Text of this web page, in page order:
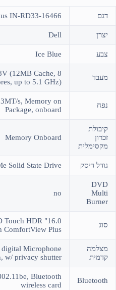
דגם IN-RD33-16466
יצרן Dell
צבע Ice Blue
מעבד
(12MB Cache, 8
up to 5.1 GHz)
נפח
s, Memory on
Package, onboard
קיבולת
זכרון
מקסימלית
Memory Onboard
גודל דיסק Solid State Drive
DVD
Multi
Burner
no
סוג
Touch HDR
ComfortView Plus
מצלמה
קדמית
Microphone
w/ privacy shutter
Bluetooth
Bluetooth
wireless card